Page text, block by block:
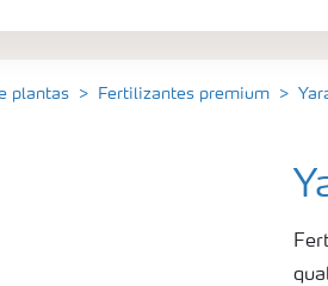
plantas Fertilizantes premium